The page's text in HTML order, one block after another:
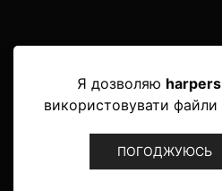
Я дозволяю
використовувати файли
ПОГОДЖУЮСЬ